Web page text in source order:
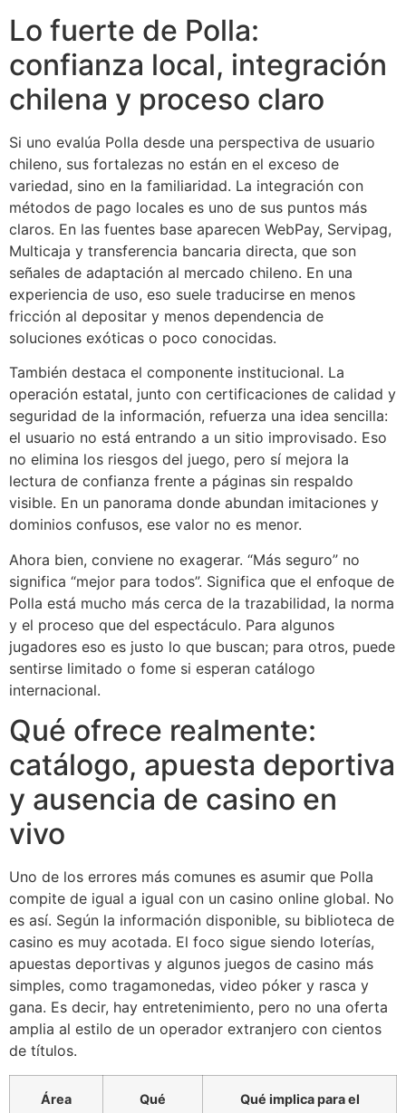
Lo fuerte de Polla:
confianza local, integración
chilena y proceso claro
Si uno evalúa Polla desde una perspectiva de usuario
chileno, sus fortalezas no están en el exceso de
variedad, sino en la familiaridad. La integración con
métodos de pago locales es uno de sus puntos más
claros. En las fuentes base aparecen WebPay, Servipag,
Multicaja y transferencia bancaria directa, que son
señales de adaptación al mercado chileno. En una
experiencia de uso, eso suele traducirse en menos
fricción al depositar y menos dependencia de
soluciones exóticas o poco conocidas.
También destaca el componente institucional. La
operación estatal, junto con certificaciones de calidad y
seguridad de la información, refuerza una idea sencilla:
el usuario no está entrando a un sitio improvisado. Eso
no elimina los riesgos del juego, pero sí mejora la
lectura de confianza frente a páginas sin respaldo
visible. En un panorama donde abundan imitaciones y
dominios confusos, ese valor no es menor.
Ahora bien, conviene no exagerar. “Más seguro” no
significa “mejor para todos”. Significa que el enfoque de
Polla está mucho más cerca de la trazabilidad, la norma
y el proceso que del espectáculo. Para algunos
jugadores eso es justo lo que buscan; para otros, puede
sentirse limitado o fome si esperan catálogo
internacional.
Qué ofrece realmente:
catálogo, apuesta deportiva
y ausencia de casino en
vivo
Uno de los errores más comunes es asumir que Polla
compite de igual a igual con un casino online global. No
es así. Según la información disponible, su biblioteca de
casino es muy acotada. El foco sigue siendo loterías,
apuestas deportivas y algunos juegos de casino más
simples, como tragamonedas, video póker y rasca y
gana. Es decir, hay entretenimiento, pero no una oferta
amplia al estilo de un operador extranjero con cientos
de títulos.
Área
Qué
Qué implica para el